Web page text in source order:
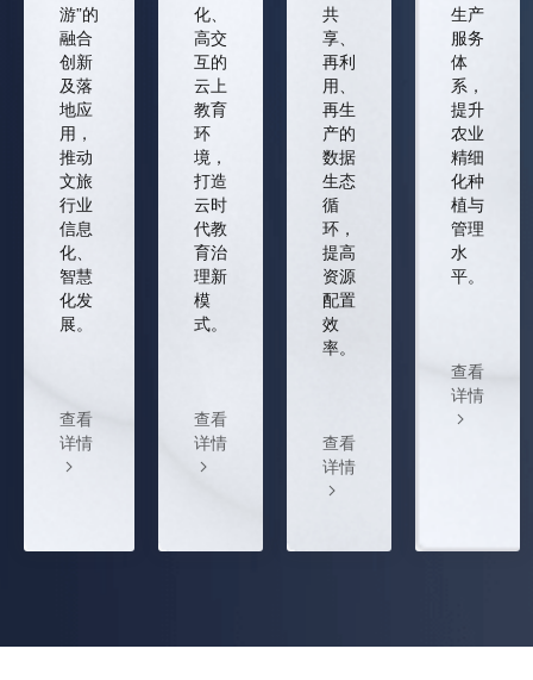
游”的
融合
创新
及落
地应
用，
推动
文旅
行业
信息
化、
智慧
化发
展。
查看
详情
化、
高交
互的
云上
教育
环
境，
打造
云时
代教
育治
理新
模
式。
查看
详情
共
享、
再利
用、
再生
产的
数据
生态
循
环，
提高
资源
配置
效
率。
查看
详情
生产
服务
体
系，
提升
农业
精细
化种
植与
管理
水
平。
查看
详情